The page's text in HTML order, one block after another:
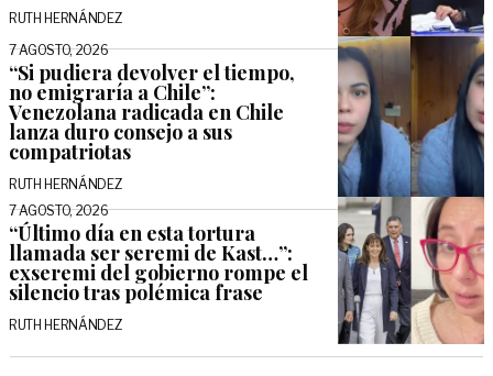
RUTH HERNÁNDEZ
7 AGOSTO, 2026
“Si pudiera devolver el tiempo,
no emigraría a Chile”:
Venezolana radicada en Chile
lanza duro consejo a sus
compatriotas
RUTH HERNÁNDEZ
7 AGOSTO, 2026
“Último día en esta tortura
llamada ser seremi de Kast…”:
exseremi del gobierno rompe el
silencio tras polémica frase
RUTH HERNÁNDEZ